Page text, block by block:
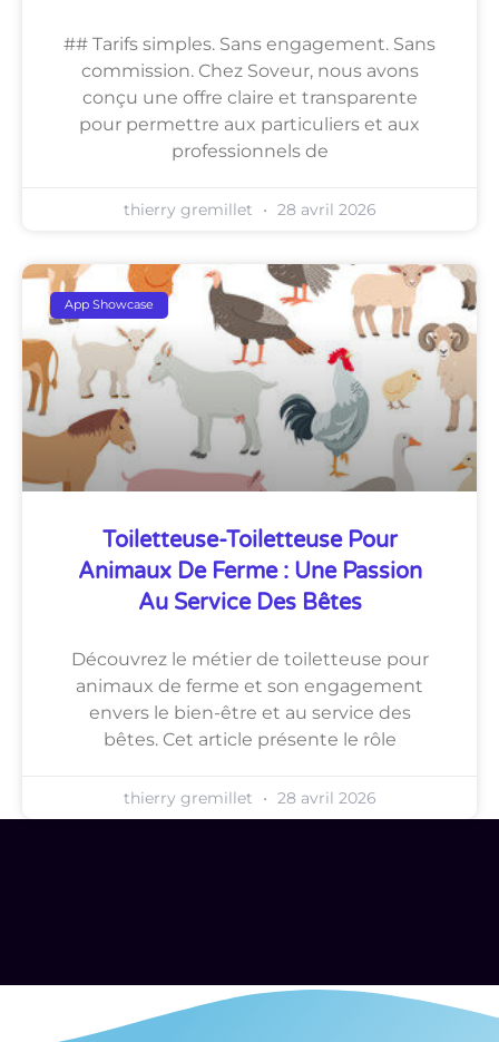
## Tarifs simples. Sans engagement. Sans
commission. Chez Soveur, nous avons
conçu une offre claire et transparente
pour permettre aux particuliers et aux
professionnels de
thierry gremillet 28 avril 2026
App Showcase
Toiletteuse-Toiletteuse Pour
Animaux De Ferme : Une Passion
Au Service Des Bêtes
Découvrez le métier de toiletteuse pour
animaux de ferme et son engagement
envers le bien-être et au service des
bêtes. Cet article présente le rôle
thierry gremillet 28 avril 2026